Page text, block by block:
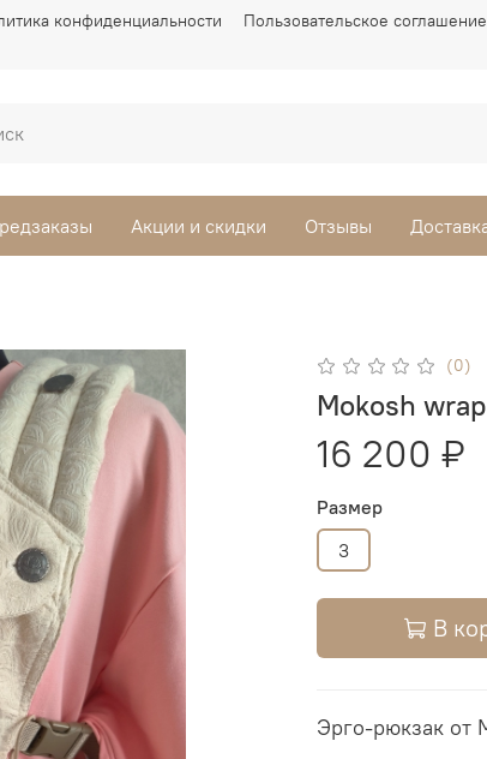
конфиденциальности Пользовательское соглашение
Акции и скидки Отзывы
(0)
Mokosh
16 200 ₽
Размер
3
В
Эрго-рюкзак от